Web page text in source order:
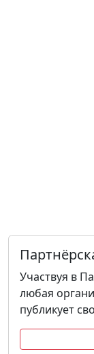
Участвуя в
любая
публикует